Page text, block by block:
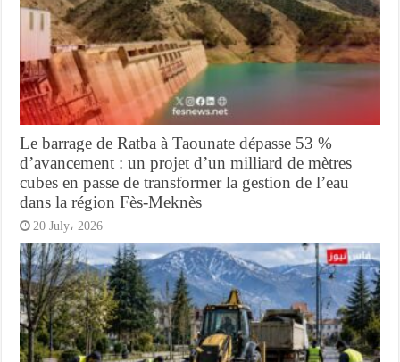
Le barrage de Ratba à Taounate dépasse 53 %
d’avancement : un projet d’un milliard de mètres
cubes en passe de transformer la gestion de l’eau
dans la région Fès-Meknès
20 July، 2026